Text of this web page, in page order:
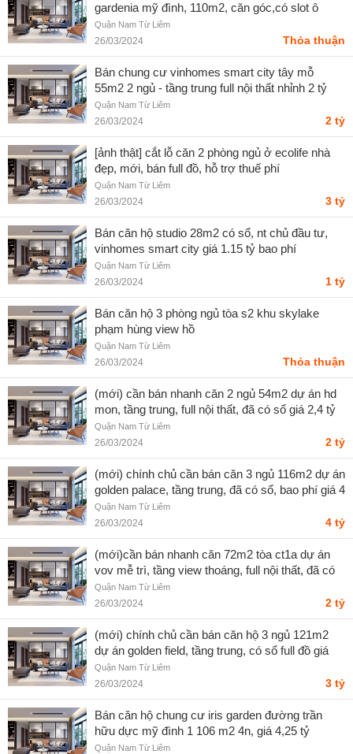
gardenia mỹ đình, 110m2, căn góc,có slot ô
tô.liên hệ 0914318822
Quận Nam Từ Liêm
26/03/2024 Thỏa thuận
Bán chung cư vinhomes smart city tây mỗ
55m2 2 ngủ - tầng trung full nội thất nhỉnh 2 tỷ
0971607248
Quận Nam Từ Liêm
26/03/2024 2 tỷ
[ảnh thật] cắt lỗ căn 2 phòng ngủ ở ecolife nhà
đẹp, mới, bán full đồ, hỗ trợ thuế phí
Quận Nam Từ Liêm
26/03/2024 3 tỷ
Bán căn hộ studio 28m2 có sổ, nt chủ đầu tư,
vinhomes smart city giá 1.15 tỷ bao phí
Quận Nam Từ Liêm
26/03/2024 1 tỷ
Bán căn hộ 3 phòng ngủ tòa s2 khu skylake
phạm hùng view hồ
Quận Nam Từ Liêm
26/03/2024 Thỏa thuận
(mới) cần bán nhanh căn 2 ngủ 54m2 dự án hd
mon, tầng trung, full nội thất, đã có sổ giá 2,4 tỷ
Quận Nam Từ Liêm
26/03/2024 2 tỷ
(mới) chính chủ cần bán căn 3 ngủ 116m2 dự án
golden palace, tầng trung, đã có sổ, bao phí giá 4
tỷ
Quận Nam Từ Liêm
26/03/2024 4 tỷ
(mới)cần bán nhanh căn 72m2 tòa ct1a dự án
vov mễ trì, tầng view thoáng, full nội thất, đã có
sổ
Quận Nam Từ Liêm
26/03/2024 2 tỷ
(mới) chính chủ cần bán căn hộ 3 ngủ 121m2
dự án golden field, tầng trung, có sổ full đồ giá
3.9 tỷ
Quận Nam Từ Liêm
26/03/2024 3 tỷ
Bán căn hộ chung cư iris garden đường trần
hữu dực mỹ đình 1 106 m2 4n, giá 4,25 tỷ
Quận Nam Từ Liêm